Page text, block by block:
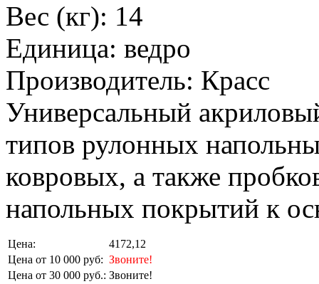
Вес (кг): 14
Единица: ведро
Производитель: Красс
Универсальный
типов рулонных
ковровых, а также
напольных покрытий к
Цена:
4172,12
Цена от 10 000 руб: Звоните!
Цена от 30 000 руб.: Звоните!